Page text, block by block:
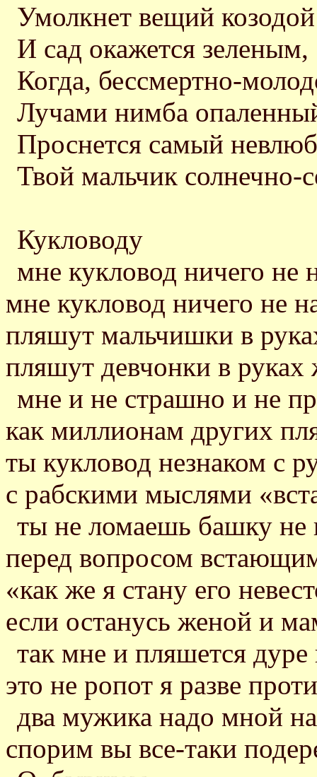
Умолкнет вещий козодой
И сад окажется зеленым,
Когда, бессмертно-
Лучами нимба
Проснется самый
Твой мальчик солнечно-
Кукловоду
мне кукловод ничего не
мне кукловод ничего не
пляшут мальчишки в
пляшут девчонки в руках
мне и не страшно и не
как миллионам других
ты кукловод незнаком с
с рабскими мыслями
ты не ломаешь башку не
перед вопросом
«как же я стану его
если останусь женой и
так мне и пляшется дуре
это не ропот я разве
два мужика надо мной
спорим вы все-таки